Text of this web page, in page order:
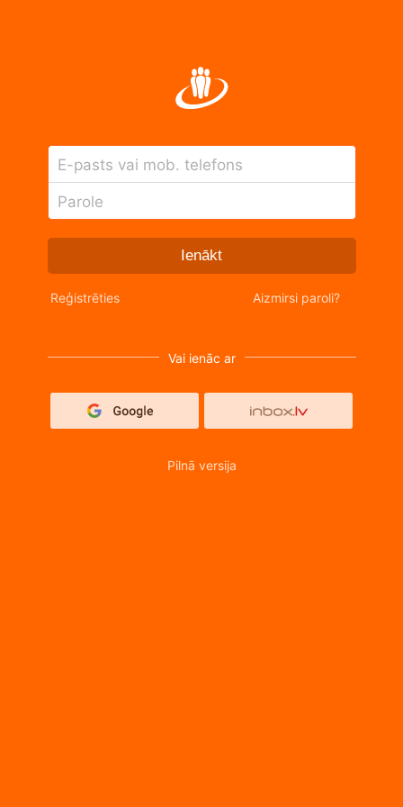
E-pasts vai mob. telefons
Parole
Ienākt
Reģistrēties Aizmirsi paroli?
Vai ienāc ar
Pilnā versija